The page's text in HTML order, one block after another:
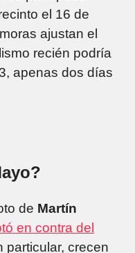
el 16 de
ajustan el
recién podría
apenas dos días
de Martín
en contra del
particular, crecen